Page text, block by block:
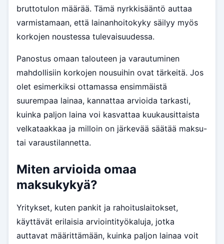
bruttotulon määrää. Tämä nyrkkisääntö auttaa
varmistamaan, että lainanhoitokyky säilyy myös
korkojen noustessa tulevaisuudessa.
Panostus omaan talouteen ja varautuminen
mahdollisiin korkojen nousuihin ovat tärkeitä. Jos
olet esimerkiksi ottamassa ensimmäistä
suurempaa lainaa, kannattaa arvioida tarkasti,
kuinka paljon laina voi kasvattaa kuukausittaista
velkataakkaa ja milloin on järkevää säätää maksu-
tai varaustilannetta.
Miten arvioida omaa
maksukykyä?
Yritykset, kuten pankit ja rahoituslaitokset,
käyttävät erilaisia arviointityökaluja, jotka
auttavat määrittämään, kuinka paljon lainaa voit